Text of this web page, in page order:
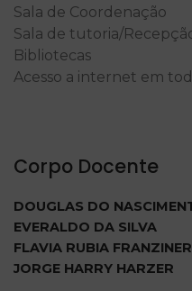
Sala de Coordenação
Sala de tutoria/
Bibliotecas
Acesso a internet em
Corpo Docente
DOUGLAS DO
EVERALDO DA SILVA
FLAVIA RUBIA FRANZINER
JORGE HARRY HARZER